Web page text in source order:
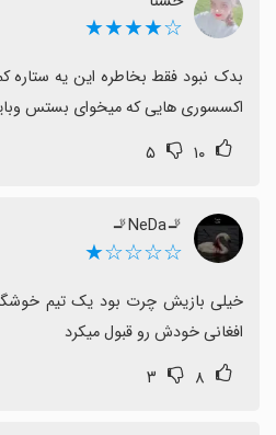
تبلیغات، افزایش آیتم‌های
پایداری است تا تجربه‌ای روان‌تر
در نهایت، اگر به دنبال آزادی
اگر معیار شما تحمل برخی
☆★★★★
اکسسوری هایی که میخوای بستس وباید
۱۰ ۵
🚬NeDa🚬
☆☆☆☆★
افغانی خودش رو قبول میکرد
۸ ۳